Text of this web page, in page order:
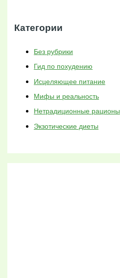
Категории
Без рубрики
Гид по похудению
Исцеляющее питание
Мифы и реальность
Нетрадиционные рационы
Экзотические диеты